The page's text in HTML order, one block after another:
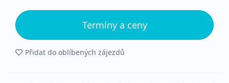
Termíny a ceny
Přidat do oblíbených zájezdů